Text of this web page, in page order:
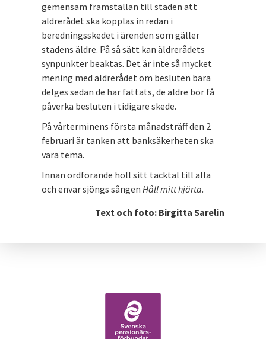
gemensam framställan till staden att
äldrerådet ska kopplas in redan i
beredningsskedet i ärenden som gäller
stadens äldre. På så sätt kan äldrerådets
synpunkter beaktas. Det är inte så mycket
mening med äldrerådet om besluten bara
delges sedan de har fattats, de äldre bör få
påverka besluten i tidigare skede.
På vårterminens första månadsträff den 2
februari är tanken att banksäkerheten ska
vara tema.
Innan ordförande höll sitt tacktal till alla
och envar sjöngs sången Håll mitt hjärta.
Text och foto: Birgitta Sarelin